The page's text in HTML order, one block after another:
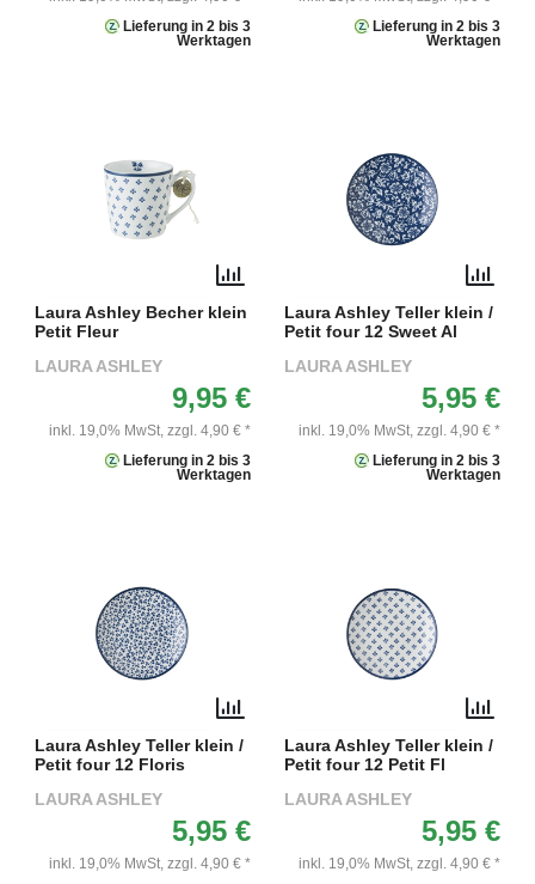
Lieferung in 2 bis 3
Werktagen
Lieferung in 2 bis 3
Werktagen
Laura Ashley Becher klein
Petit Fleur
LAURA ASHLEY
9,95 €
inkl. 19,0% MwSt, zzgl. 4,90 € *
Lieferung in 2 bis 3
Werktagen
Laura Ashley Teller klein /
Petit four 12 Sweet Al
LAURA ASHLEY
5,95 €
inkl. 19,0% MwSt, zzgl. 4,90 € *
Lieferung in 2 bis 3
Werktagen
Laura Ashley Teller klein /
Petit four 12 Floris
LAURA ASHLEY
5,95 €
inkl. 19,0% MwSt, zzgl. 4,90 € *
Laura Ashley Teller klein /
Petit four 12 Petit Fl
LAURA ASHLEY
5,95 €
inkl. 19,0% MwSt, zzgl. 4,90 € *